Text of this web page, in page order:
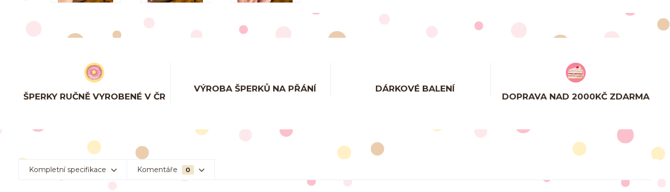
ŠPERKY RUČNĚ VYROBENÉ V ČR
VÝROBA ŠPERKŮ NA PŘÁNÍ
DÁRKOVÉ BALENÍ
DOPRAVA NAD 2000KČ ZDARMA
Kompletní specifikace Komentáře 0